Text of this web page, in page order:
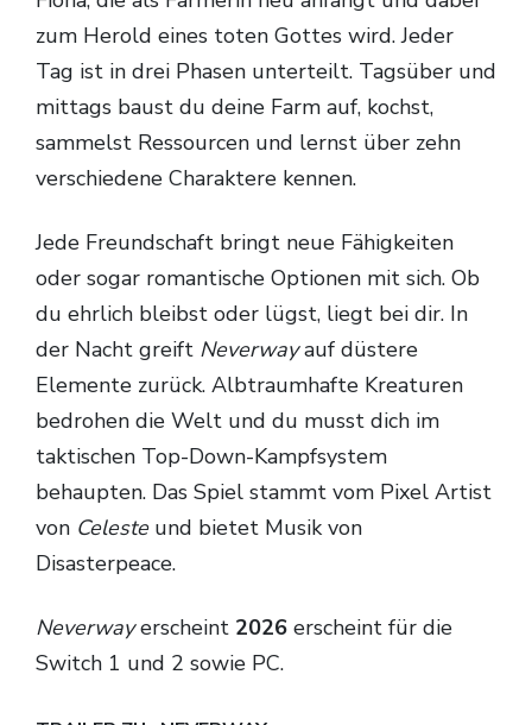
zum Herold eines toten Gottes wird. Jeder
Tag ist in drei Phasen unterteilt. Tagsüber und
mittags baust du deine Farm auf, kochst,
sammelst Ressourcen und lernst über zehn
verschiedene Charaktere kennen.
Jede Freundschaft bringt neue Fähigkeiten
oder sogar romantische Optionen mit sich. Ob
du ehrlich bleibst oder lügst, liegt bei dir. In
der Nacht greift Neverwayauf düstere
Elemente zurück. Albtraumhafte Kreaturen
bedrohen die Welt und du musst dich im
taktischen Top-Down-Kampfsystem
behaupten. Das Spiel stammt vom Pixel Artist
von Celesteund bietet Musik von
Disasterpeace.
Neverwayerscheint 2026 erscheint für die
Switch 1 und 2 sowie PC.